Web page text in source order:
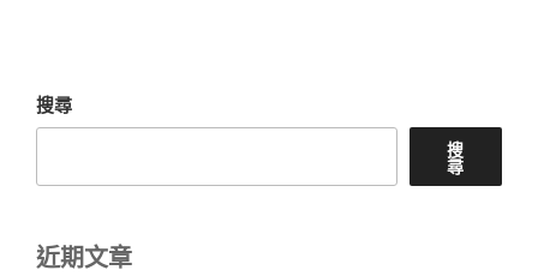
搜尋
搜
尋
近期文章